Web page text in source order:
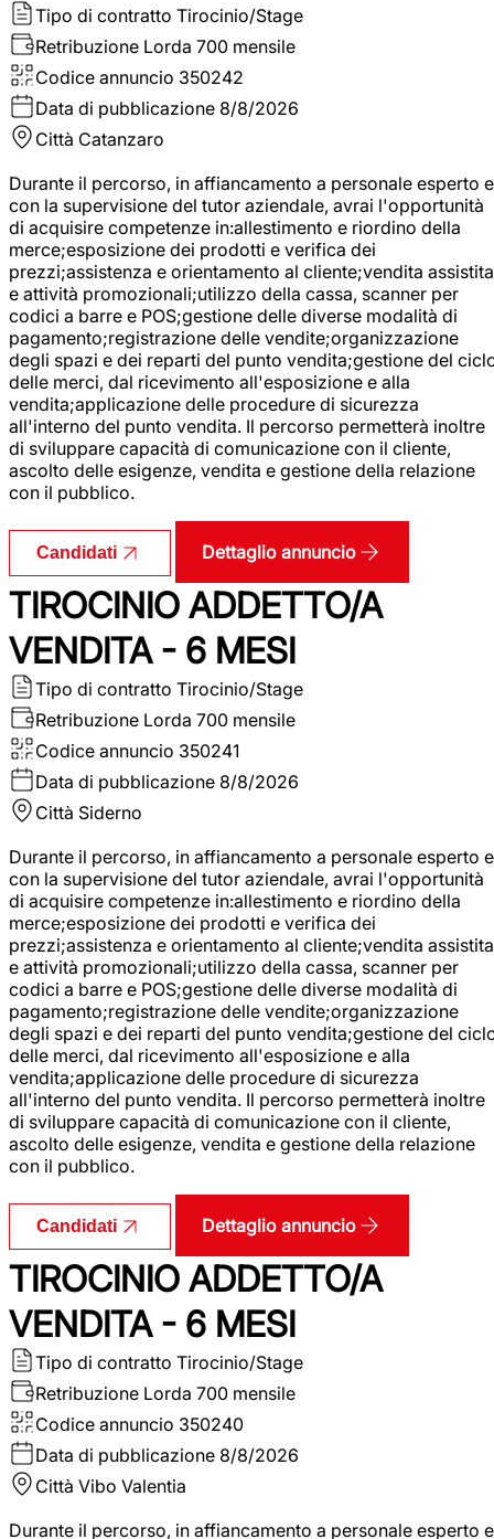
Tipo di contratto Tirocinio/Stage
Retribuzione Lorda 700 mensile
Codice annuncio 350242
Data di pubblicazione 8/8/2026
Città Catanzaro
Durante il percorso, in affiancamento a personale esperto e
con la supervisione del tutor aziendale, avrai l'opportunità
di acquisire competenze in:allestimento e riordino della
merce;esposizione dei prodotti e verifica dei
prezzi;assistenza e orientamento al cliente;vendita assistita
e attività promozionali;utilizzo della cassa, scanner per
codici a barre e POS;gestione delle diverse modalità di
pagamento;registrazione delle vendite;organizzazione
degli spazi e dei reparti del punto vendita;gestione del
delle merci, dal ricevimento all'esposizione e alla
vendita;applicazione delle procedure di sicurezza
all'interno del punto vendita. Il percorso permetterà inoltre
di sviluppare capacità di comunicazione con il cliente,
ascolto delle esigenze, vendita e gestione della relazione
con il pubblico.
Candidati Dettaglio annuncio
TIROCINIO ADDETTO/A
VENDITA - 6 MESI
Tipo di contratto Tirocinio/Stage
Retribuzione Lorda 700 mensile
Codice annuncio 350241
Data di pubblicazione 8/8/2026
Città Siderno
Durante il percorso, in affiancamento a personale esperto e
con la supervisione del tutor aziendale, avrai l'opportunità
di acquisire competenze in:allestimento e riordino della
merce;esposizione dei prodotti e verifica dei
prezzi;assistenza e orientamento al cliente;vendita assistita
e attività promozionali;utilizzo della cassa, scanner per
codici a barre e POS;gestione delle diverse modalità di
pagamento;registrazione delle vendite;organizzazione
degli spazi e dei reparti del punto vendita;gestione del
delle merci, dal ricevimento all'esposizione e alla
vendita;applicazione delle procedure di sicurezza
all'interno del punto vendita. Il percorso permetterà inoltre
di sviluppare capacità di comunicazione con il cliente,
ascolto delle esigenze, vendita e gestione della relazione
con il pubblico.
Candidati Dettaglio annuncio
TIROCINIO ADDETTO/A
VENDITA - 6 MESI
Tipo di contratto Tirocinio/Stage
Retribuzione Lorda 700 mensile
Codice annuncio 350240
Data di pubblicazione 8/8/2026
Città Vibo Valentia
Durante il percorso, in affiancamento a personale esperto e